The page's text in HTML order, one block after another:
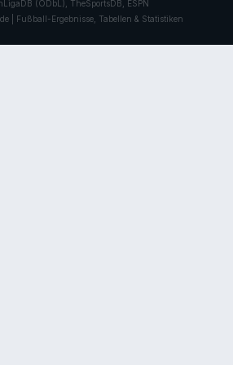
(ODbL), TheSportsDB, ESPN
| Fußball-Ergebnisse, Tabellen & Statistiken